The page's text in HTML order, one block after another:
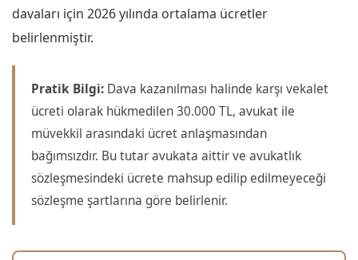
davaları için 2026 yılında ortalama ücretler
belirlenmiştir.
Pratik Bilgi: Dava kazanılması halinde karşı vekalet
ücreti olarak hükmedilen 30.000 TL, avukat ile
müvekkil arasındaki ücret anlaşmasından
bağımsızdır. Bu tutar avukata aittir ve avukatlık
sözleşmesindeki ücrete mahsup edilip edilmeyeceği
sözleşme şartlarına göre belirlenir.